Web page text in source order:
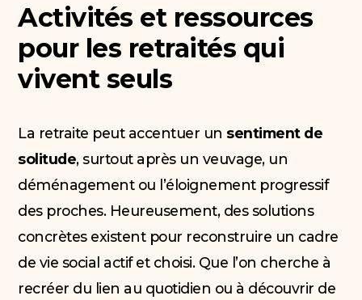
Activités et ressources
pour les retraités qui
vivent seuls
La retraite peut accentuer un sentiment de
solitude, surtout après un veuvage, un
déménagement ou l’éloignement progressif
des proches. Heureusement, des solutions
concrètes existent pour reconstruire un cadre
de vie social actif et choisi. Que l’on cherche à
recréer du lien au quotidien ou à découvrir de